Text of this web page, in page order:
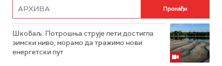
Шкобаљ: Потрошња струје лети достигла
зимски ниво, морамо да тражимо нови
енергетски пут